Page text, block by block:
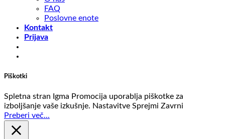
FAQ
Poslovne enote
Kontakt
Prijava
Piškotki
Spletna stran Igma Promocija uporablja piškotke za
izboljšanje vaše izkušnje. Nastavitve Sprejmi Zavrni
Preberi več...